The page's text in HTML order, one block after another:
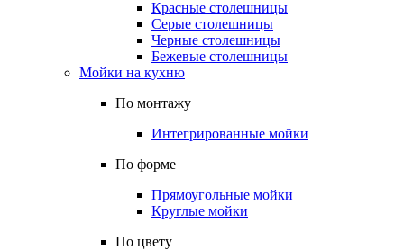
Красные столешницы
Серые столешницы
Черные столешницы
Бежевые столешницы
Мойки на кухню
По монтажу
Интегрированные мойки
По форме
Прямоугольные мойки
Круглые мойки
По цвету